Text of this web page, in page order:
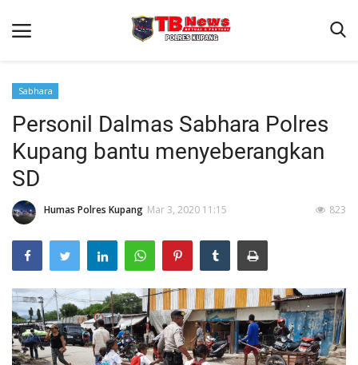
Beranda
Terms & Conditions
Reskrim
Binkam
Giat Ops
Lantas
Jurnal Kamtibmas
Satwil
Sabhara
Personil Dalmas Sabhara Polres
Kupang bantu menyeberangkan
SD
Humas Polres Kupang Mar 3, 2020 11:15 823